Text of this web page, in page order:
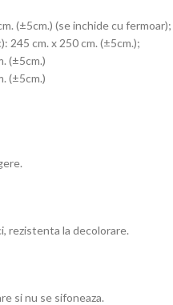
(±5cm.) (se inchide cu fermoar);
245 cm. x 250 cm. (±5cm.);
(±5cm.)
(±5cm.)
rezistenta la decolorare.
si nu se sifoneaza.